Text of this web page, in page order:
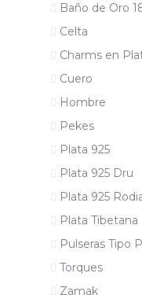
Baño de Oro
Celta
Charms en
Cuero
Hombre
Pekes
Plata 925
Plata 925 Dru
Plata 925
Plata Tibetana
Pulseras Tipo
Torques
Zamak